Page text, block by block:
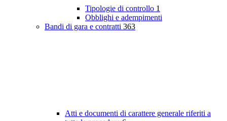
Tipologie di controllo 1
Obblighi e adempimenti
Bandi di gara e contratti 363
Atti e documenti di carattere generale riferiti a